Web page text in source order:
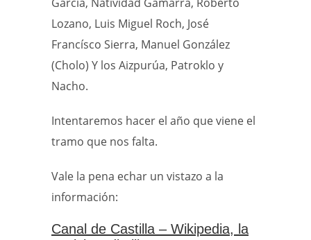
Lozano, Luis Miguel Roch, José
Francísco Sierra, Manuel González
(Cholo) Y los Aizpurúa, Patroklo y
Nacho.
Intentaremos hacer el año que viene el
tramo que nos falta.
Vale la pena echar un vistazo a la
información:
Canal de Castilla – Wikipedia, la